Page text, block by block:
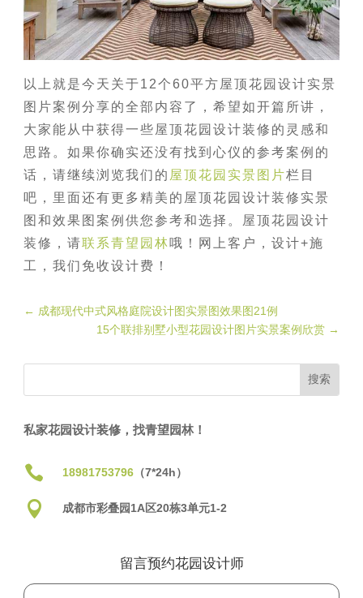
以上就是今天关于12个60平方屋顶花园设计实景
图片案例分享的全部内容了，希望如开篇所讲，
大家能从中获得一些屋顶花园设计装修的灵感和
思路。如果你确实还没有找到心仪的参考案例的
话，请继续浏览我们的 屋顶花园实景图片栏目
吧，里面还有更多精美的屋顶花园设计装修实景
图和效果图案例供您参考和选择。屋顶花园设计
装修，请联系青望园林哦！网上客户，设计+施
工，我们免收设计费！
← 成都现代中式风格庭院设计图实景图效果图21例
15个联排别墅小型花园设计图片实景案例欣赏→
私家花园设计装修，找青望园林！
 18981753796（7*24h）
 成都市彩叠园1A区20栋3单元1-2
留言预约花园设计师